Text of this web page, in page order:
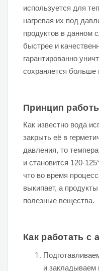
используется для
нагревая их под
продуктов в данном
быстрее и
гарантированно
сохраняется больше
Принцип
Как известно вода
закрыть её в
давления, то
и становится 120-
что во время
выкипает, а
полезные вещества.
Как работать с
и закладываем